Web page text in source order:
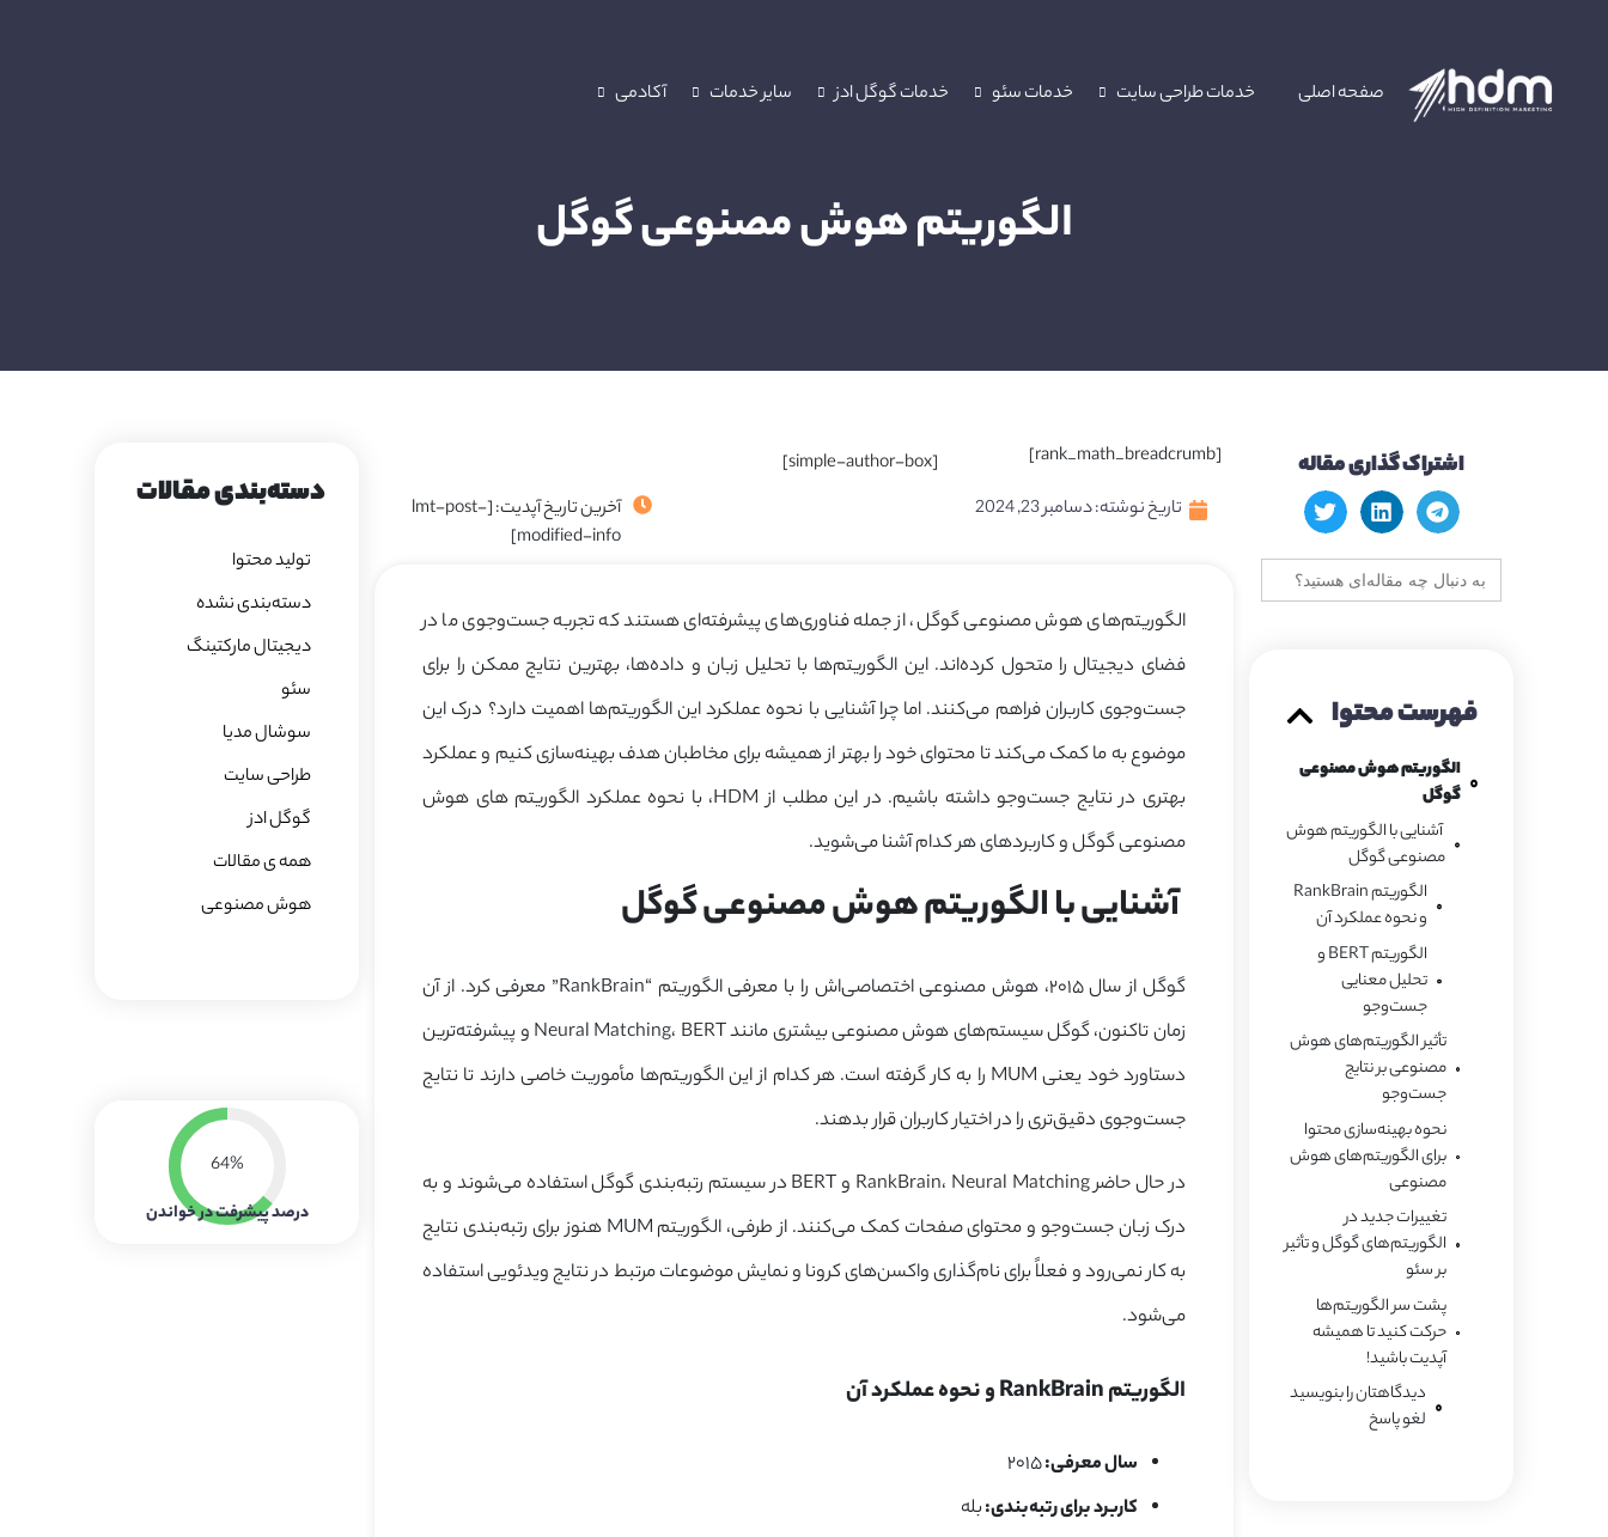
صفحه اصلی خدمات طراحی سایت خدمات سئو خدمات گوگل ادز سایر خدمات آکادمی
الگوریتم‌ هوش مصنوعی گوگل
اشتراک گذاری مقاله
جستجو
برای:
فهرست محتوا
الگوریتم‌ هوش مصنوعی
گوگل
آشنایی با الگوریتم هوش
مصنوعی گوگل
الگوریتم RankBrain
و نحوه عملکرد آن
الگوریتم BERT و
تحلیل معنایی
جست‌وجو
تأثیر الگوریتم‌های هوش
مصنوعی بر نتایج
جست‌وجو
نحوه بهینه‌سازی محتوا
برای الگوریتم‌های هوش
مصنوعی
تغییرات جدید در
الگوریتم‌های گوگل و تأثیر
بر سئو
پشت سر الگوریتم‌ها
حرکت کنید تا همیشه
آپدیت باشید!
دیدگاهتان را بنویسید
لغو پاسخ
[rank_math_breadcrumb]
تاریخ نوشته:دسامبر 23, 2024
[simple-author-box]
آخرین تاریخ آپدیت: [lmt-post-
modified-info]
الگوریتم‌های هوش مصنوعی گوگل، از جمله فناوری‌های پیشرفته‌ای هستند که تجربه جست‌وجوی ما در
فضای دیجیتال را متحول کرده‌اند. این الگوریتم‌ها با تحلیل زبان و داده‌ها، بهترین نتایج ممکن را برای
جست‌وجوی کاربران فراهم می‌کنند. اما چرا آشنایی با نحوه عملکرد این الگوریتم‌ها اهمیت دارد؟ درک این
موضوع به ما کمک می‌کند تا محتوای خود را بهتر از همیشه برای مخاطبان هدف بهینه‌سازی کنیم و عملکرد
بهتری در نتایج جست‌وجو داشته باشیم. در این مطلب از HDM، با نحوه عملکرد الگوریتم های هوش
مصنوعی گوگل و کاربردهای هر کدام آشنا می‌شوید.
آشنایی با الگوریتم هوش مصنوعی گوگل
گوگل از سال ۲۰۱۵، هوش مصنوعی اختصاصی‌اش را با معرفی الگوریتم “RankBrain” معرفی کرد. از آن
زمان تاکنون، گوگل سیستم‌های هوش مصنوعی بیشتری مانند Neural Matching، BERT و پیشرفته‌ترین
دستاورد خود یعنی MUM را به کار گرفته است. هر کدام از این الگوریتم‌ها مأموریت خاصی دارند تا نتایج
جست‌وجوی دقیق‌تری را در اختیار کاربران قرار بدهند.
در حال حاضر RankBrain، Neural Matching و BERT در سیستم رتبه‌بندی گوگل استفاده می‌شوند و به
درک زبان جست‌وجو و محتوای صفحات کمک می‌کنند. از طرفی، الگوریتم MUM هنوز برای رتبه‌بندی نتایج
به کار نمی‌رود و فعلاً برای نام‌گذاری واکسن‌های کرونا و نمایش موضوعات مرتبط در نتایج ویدئویی استفاده
می‌شود.
الگوریتم RankBrain و نحوه عملکرد آن
سال معرفی:۲۰۱۵
کاربرد برای رتبه‌بندی:بله
دسته‌بندی مقالات
تولید محتوا
دسته‌بندی نشده
دیجیتال مارکتینگ
سئو
سوشال مدیا
طراحی سایت
گوگل ادز
همه ی مقالات
هوش مصنوعی
64%
درصد پیشرفت در خواندن